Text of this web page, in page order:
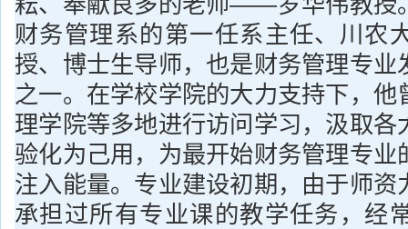
财务管理系的第一任系主任、川农
授、博士生导师，也是财务管理专业
之一。在学校学院的大力支持下，他
理学院等多地进行访问学习，汲取各
验化为己用，为最开始财务管理专业
注入能量。专业建设初期，由于师资
承担过所有专业课的教学任务，经